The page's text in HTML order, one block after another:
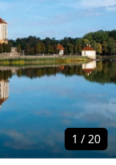
1 /20
1 /20